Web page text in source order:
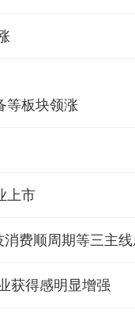
等板块领涨
上市
费顺周期等三主
获得感明显增强